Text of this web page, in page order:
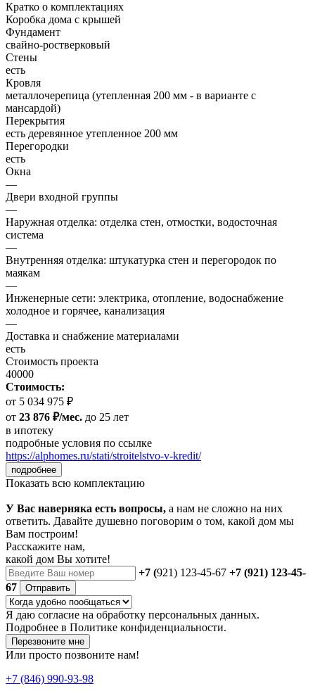
Кратко о комплектациях
Коробка дома с крышей
Фундамент
свайно-ростверковый
Стены
есть
Кровля
металлочерепица (утепленная 200 мм - в варианте с
мансардой)
Перекрытия
есть деревянное утепленное 200 мм
Перегородки
есть
Окна
—
Двери входной группы
—
Наружная отделка: отделка стен, отмостки, водосточная
система
—
Внутренняя отделка: штукатурка стен и перегородок по
маякам
—
Инженерные сети: электрика, отопление, водоснабжение
холодное и горячее, канализация
—
Доставка и снабжение материалами
есть
Стоимость проекта
40000
Стоимость:
от 5 034 975 ₽
от 23 876 ₽/мес. до 25 лет
в ипотеку
подробные условия по ссылке
https://alphomes.ru/stati/stroitelstvo-v-kredit/
подробнее
Показать всю комплектацию
У Вас наверняка есть вопросы, а нам не сложно на них
ответить. Давайте душевно поговорим о том, какой дом мы
Вам построим!
Расскажите нам,
какой дом Вы хотите!
+7 (921) 123-45-67 +7 (921) 123-45-
67
Отправить
Я даю согласие на обработку персональных данных.
Подробнее в Политике конфиденциальности.
Перезвоните мне
Или просто позвоните нам!
+7 (846) 990-93-98